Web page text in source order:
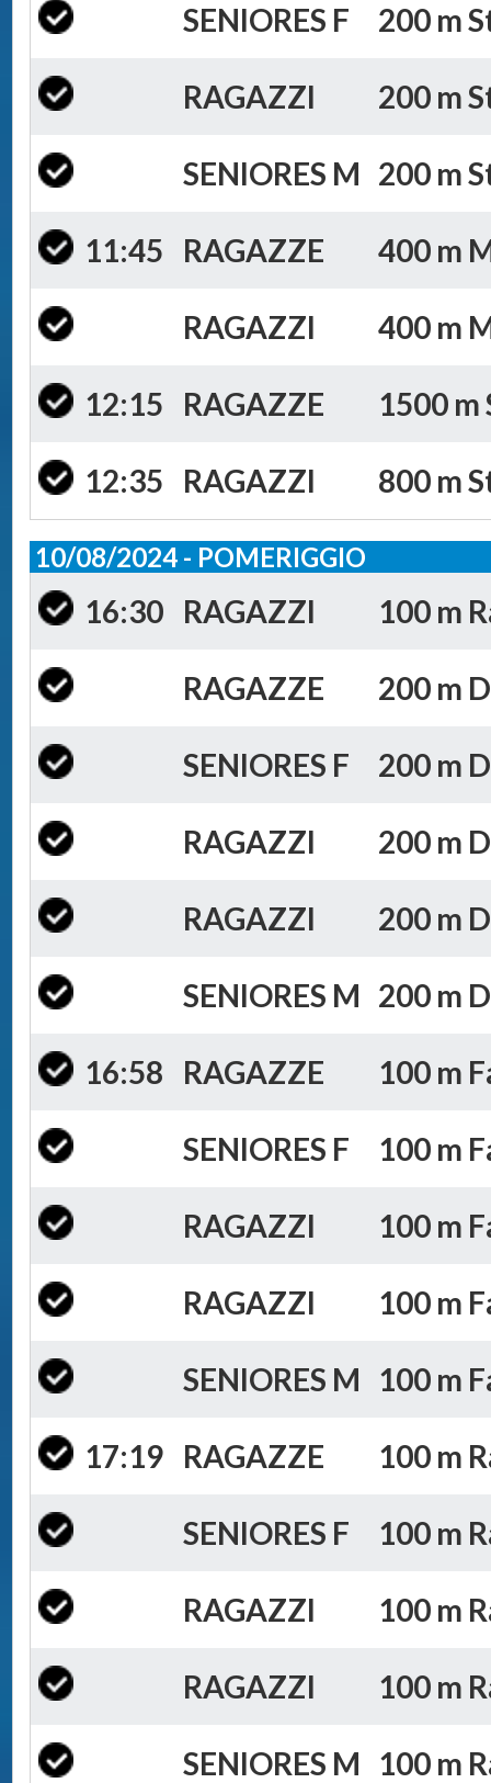
SENIORES F 200 m
RAGAZZI 200 m
SENIORES M 200 m
11:45 RAGAZZE 400 m
RAGAZZI 400 m
12:15 RAGAZZE 1500 m
12:35 RAGAZZI 800 m
10/08/2024 - POMERIGGIO
16:30 RAGAZZI 100 m
RAGAZZE 200 m
SENIORES F 200 m
RAGAZZI 200 m
RAGAZZI 200 m
SENIORES M 200 m
16:58 RAGAZZE 100 m
SENIORES F 100 m
RAGAZZI 100 m
RAGAZZI 100 m
SENIORES M 100 m
17:19 RAGAZZE 100 m
SENIORES F 100 m
RAGAZZI 100 m
RAGAZZI 100 m
SENIORES M 100 m